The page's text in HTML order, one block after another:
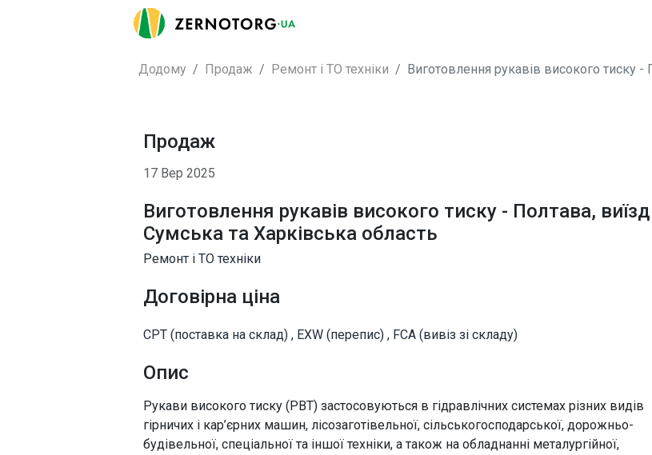
Додому Продаж Ремонт і ТО техніки Виготовлення рукавів високого тиску -
Продаж
17 Вер 2025
Виготовлення рукавів високого тиску - Полтава, виїзд
Сумська та Харківська область
Ремонт і ТО техніки
Договірна ціна
CPT (поставка на склад) , EXW (перепис) , FCA (вивіз зі складу)
Опис
Рукави високого тиску (РВТ) застосовуються в гідравлічних системах різних видів
гірничих і кар’єрних машин, лісозаготівельної, сільськогосподарської, дорожньо-
будівельної, спеціальної та іншої техніки, а також на обладнанні металургійної,